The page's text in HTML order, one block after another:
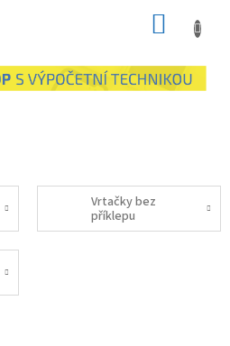
Vrtačky bez
příklepu